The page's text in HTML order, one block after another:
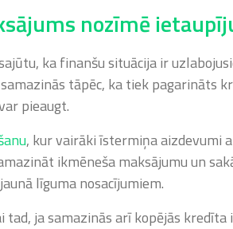
nozīmē
ka finanšu situācija ir
tāpēc, ka tiek pagarināts
pieaugt.
, kur vairāki īstermiņa aizdevumi
ikmēneša maksājumu un
līguma nosacījumiem.
ja samazinās arī kopējās kredīta